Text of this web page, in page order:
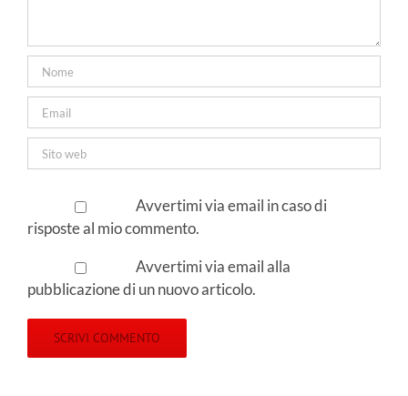
Avvertimi via email in caso di
risposte al mio commento.
Avvertimi via email alla
pubblicazione di un nuovo articolo.